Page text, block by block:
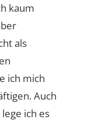
kaum
als
ich mich
Auch
ich es